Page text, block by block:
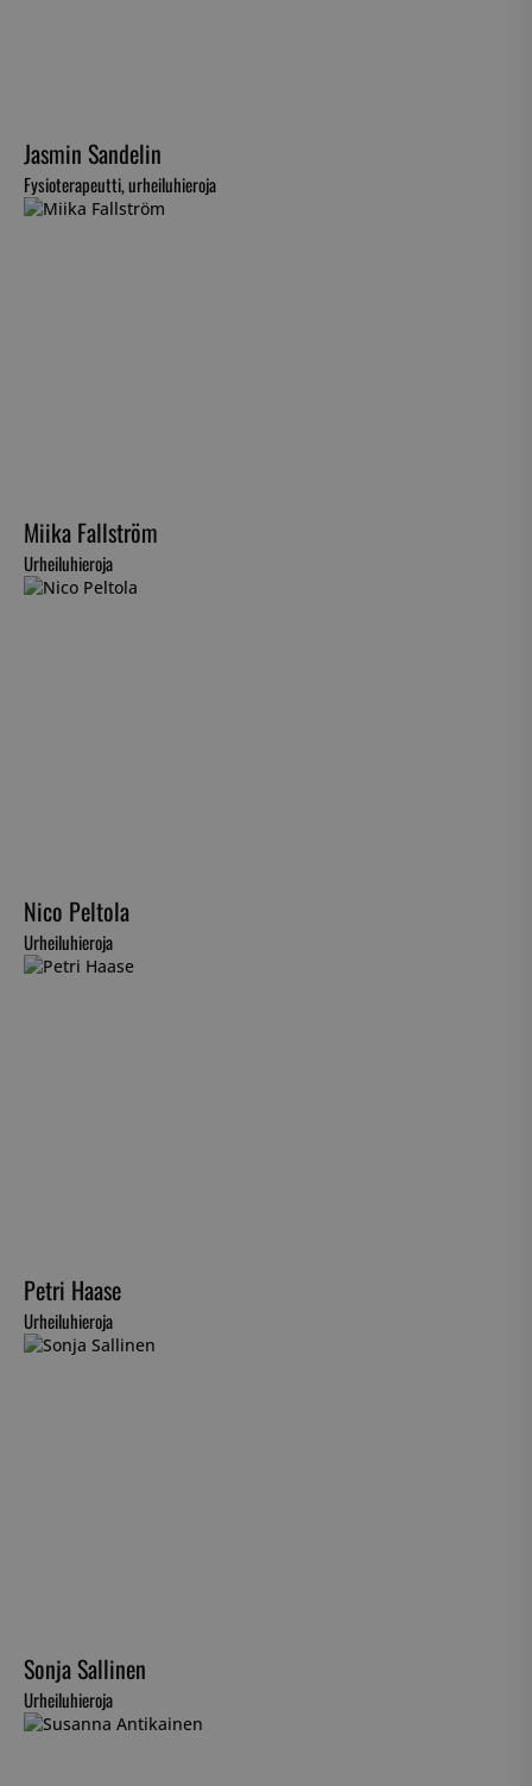
Jasmin Sandelin
Fysioterapeutti, urheiluhieroja
Miika Fallström
Urheiluhieroja
Nico Peltola
Urheiluhieroja
Petri Haase
Urheiluhieroja
Sonja Sallinen
Urheiluhieroja